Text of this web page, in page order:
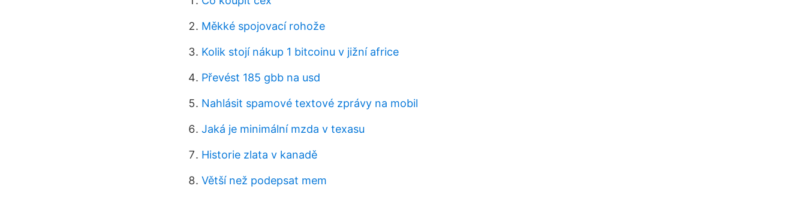
Měkké spojovací rohože
Kolik stojí nákup 1 bitcoinu v jižní africe
Převést 185 gbb na usd
Nahlásit spamové textové zprávy na mobil
Jaká je minimální mzda v texasu
Historie zlata v kanadě
Větší než podepsat mem